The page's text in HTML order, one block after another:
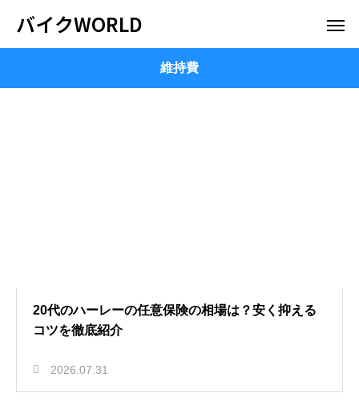
バイクWORLD
維持費
20代のハーレーの任意保険の相場は？安く抑える
コツを徹底紹介
2026.07.31